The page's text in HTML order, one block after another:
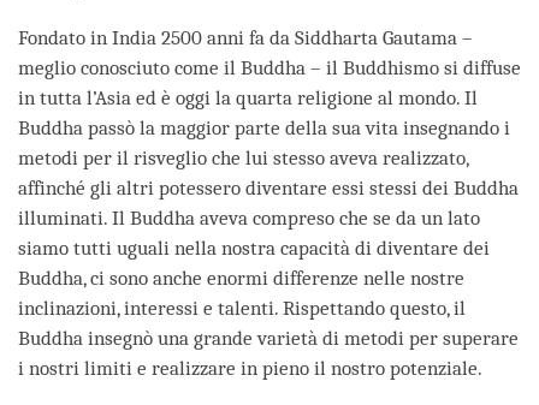
Fondato in India 2500 anni fa da Siddharta Gautama –
meglio conosciuto come il Buddha – il Buddhismo si diffuse
in tutta l’Asia ed è oggi la quarta religione al mondo. Il
Buddha passò la maggior parte della sua vita insegnando i
metodi per il risveglio che lui stesso aveva realizzato,
affinché gli altri potessero diventare essi stessi dei Buddha
illuminati. Il Buddha aveva compreso che se da un lato
siamo tutti uguali nella nostra capacità di diventare dei
Buddha, ci sono anche enormi differenze nelle nostre
inclinazioni, interessi e talenti. Rispettando questo, il
Buddha insegnò una grande varietà di metodi per superare
i nostri limiti e realizzare in pieno il nostro potenziale.